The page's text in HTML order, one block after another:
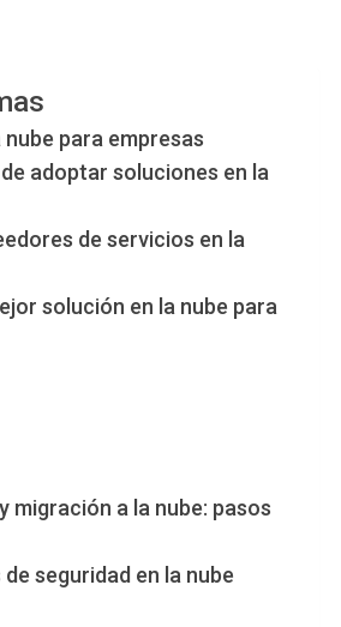
para empresas
adoptar soluciones en la
de servicios en la
solución en la nube para
migración a la nube: pasos
seguridad en la nube